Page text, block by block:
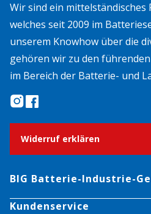
Wir sind ein mittelständisches
welches seit 2009 im
unserem Knowhow über die
gehören wir zu den
im Bereich der Batterie- und
Widerruf erklären
BIG Batterie-Industrie-
Kundenservice